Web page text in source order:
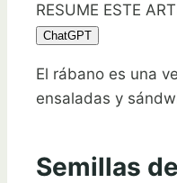
RESUME ESTE
ChatGPT
El rábano es una
ensaladas y
Semillas